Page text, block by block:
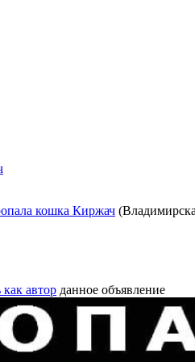
кошка Киржач
как автор данное объявление